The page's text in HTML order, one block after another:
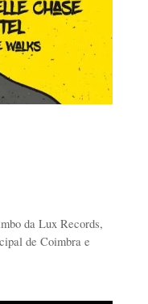
da Lux Records,
de Coimbra e